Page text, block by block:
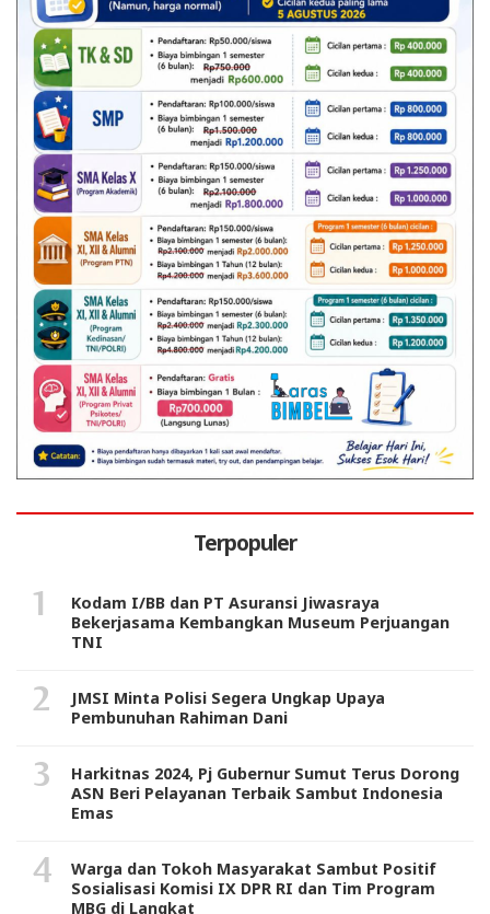
Terpopuler
Kodam I/BB dan PT Asuransi Jiwasraya
Bekerjasama Kembangkan Museum Perjuangan
TNI
JMSI Minta Polisi Segera Ungkap Upaya
Pembunuhan Rahiman Dani
Harkitnas 2024, Pj Gubernur Sumut Terus Dorong
ASN Beri Pelayanan Terbaik Sambut Indonesia
Emas
Warga dan Tokoh Masyarakat Sambut Positif
Sosialisasi Komisi IX DPR RI dan Tim Program
MBG di Langkat